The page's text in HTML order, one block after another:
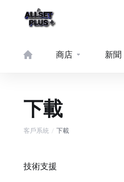
商店 新聞
下載
客戶系統 下載
技術支援